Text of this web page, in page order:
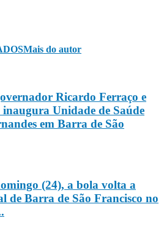
Mais do autor
Ricardo Ferraço e
Unidade de Saúde
em Barra de São
(24), a bola volta a
de Barra de São Francisco no